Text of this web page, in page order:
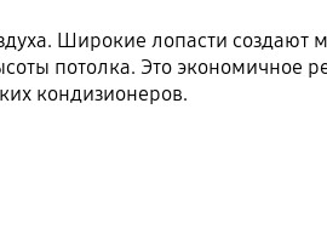
Широкие лопасти
потолка. Это экономичное
кондизионеров.